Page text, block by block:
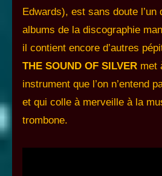
Edwards), est sans doute l’un
albums de la discographie
il contient encore d’autres
THE SOUND OF SILVER met
instrument que l’on n’entend
et qui colle à merveille à la
trombone.